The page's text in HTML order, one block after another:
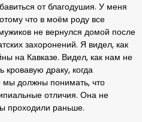
от благодушия. У меня
что в моём роду все
не вернулся домой после
захоронений. Я видел, как
на Кавказе. Видел, как нам не
кровавую драку, когда
мы должны понимать, что
отличия. Она не
проходили раньше.